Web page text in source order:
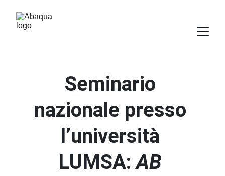
Seminario
nazionale presso
l’università
LUMSA: AB